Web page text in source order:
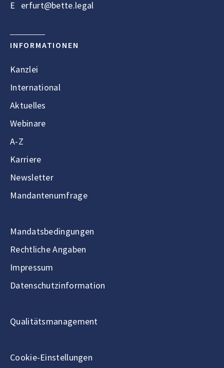
E erfurt@bette.legal
INFORMATIONEN
Kanzlei
International
Aktuelles
Webinare
A-Z
Karriere
Newsletter
Mandantenumfrage
Mandatsbedingungen
Rechtliche Angaben
Impressum
Datenschutzinformation
Qualitätsmanagement
Cookie-Einstellungen